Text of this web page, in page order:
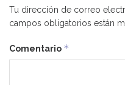
Tu dirección de correo
campos obligatorios están
Comentario *